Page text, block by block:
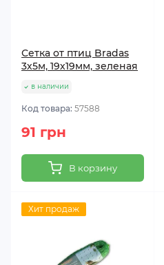
Сетка от птиц Bradas
3х5м, 19х19мм, зеленая
в наличии
Код товара: 57588
91 грн
В корзину
Хит продаж